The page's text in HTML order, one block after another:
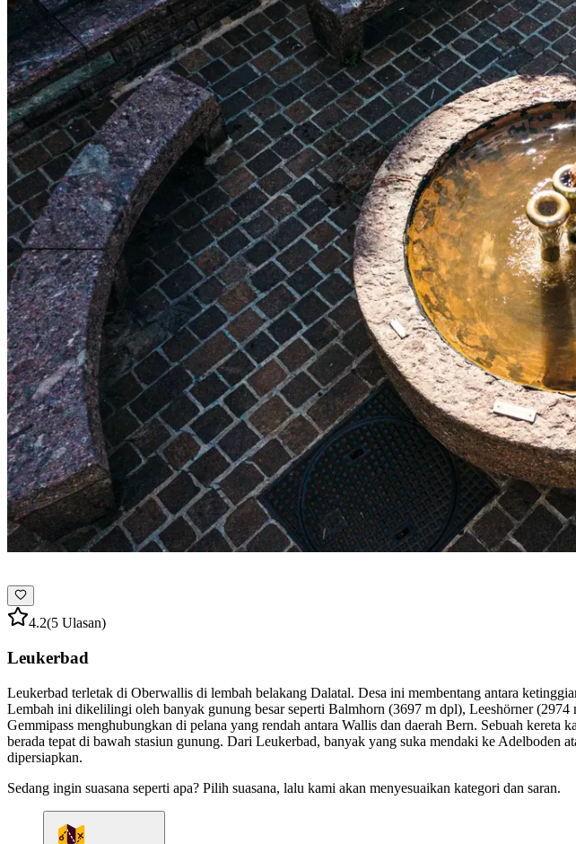
4.2(5 Ulasan)
Leukerbad
Leukerbad terletak di Oberwallis di lembah belakang Dalatal. Desa ini membentang antara
Lembah ini dikelilingi oleh banyak gunung besar seperti Balmhorn (3697 m dpl), Leeshörner
Gemmipass menghubungkan di pelana yang rendah antara Wallis dan daerah Bern. Sebuah
berada tepat di bawah stasiun gunung. Dari Leukerbad, banyak yang suka mendaki ke
dipersiapkan.
Sedang ingin suasana seperti apa? Pilih suasana, lalu kami akan menyesuaikan kategori dan saran.